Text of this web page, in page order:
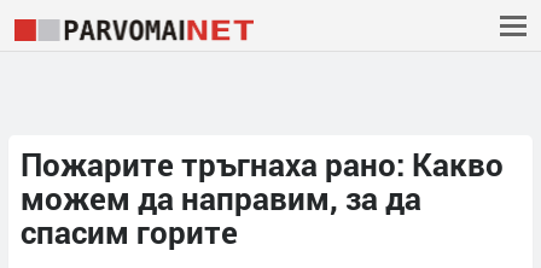
Пожарите тръгнаха рано: Какво
можем да направим, за да
спасим горите